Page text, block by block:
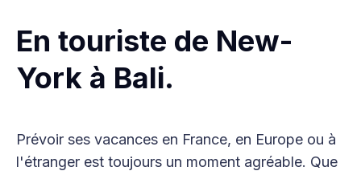
En touriste de New-
York à Bali.
Prévoir ses vacances en France, en Europe ou à
l'étranger est toujours un moment agréable. Que